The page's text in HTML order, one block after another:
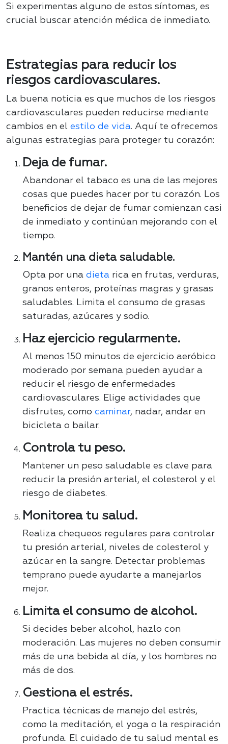
Si experimentas alguno de estos síntomas, es
crucial buscar atención médica de inmediato.
Estrategias para reducir los
riesgos cardiovasculares.
La buena noticia es que muchos de los riesgos
cardiovasculares pueden reducirse mediante
cambios en el estilo de vida. Aquí te ofrecemos
algunas estrategias para proteger tu corazón:
Deja de fumar.
Abandonar el tabaco es una de las mejores
cosas que puedes hacer por tu corazón. Los
beneficios de dejar de fumar comienzan casi
de inmediato y continúan mejorando con el
tiempo.
Mantén una dieta saludable.
Opta por una dieta rica en frutas, verduras,
granos enteros, proteínas magras y grasas
saludables. Limita el consumo de grasas
saturadas, azúcares y sodio.
Haz ejercicio regularmente.
Al menos 150 minutos de ejercicio aeróbico
moderado por semana pueden ayudar a
reducir el riesgo de enfermedades
cardiovasculares. Elige actividades que
disfrutes, como caminar, nadar, andar en
bicicleta o bailar.
Controla tu peso.
Mantener un peso saludable es clave para
reducir la presión arterial, el colesterol y el
riesgo de diabetes.
Monitorea tu salud.
Realiza chequeos regulares para controlar
tu presión arterial, niveles de colesterol y
azúcar en la sangre. Detectar problemas
temprano puede ayudarte a manejarlos
mejor.
Limita el consumo de alcohol.
Si decides beber alcohol, hazlo con
moderación. Las mujeres no deben consumir
más de una bebida al día, y los hombres no
más de dos.
Gestiona el estrés.
Practica técnicas de manejo del estrés,
como la meditación, el yoga o la respiración
profunda. El cuidado de tu salud mental es